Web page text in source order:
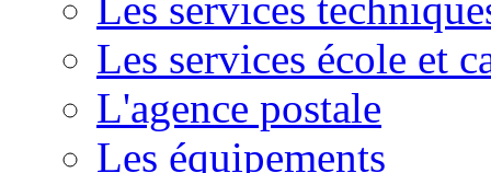
Les services école et
L'agence postale
Les équipements